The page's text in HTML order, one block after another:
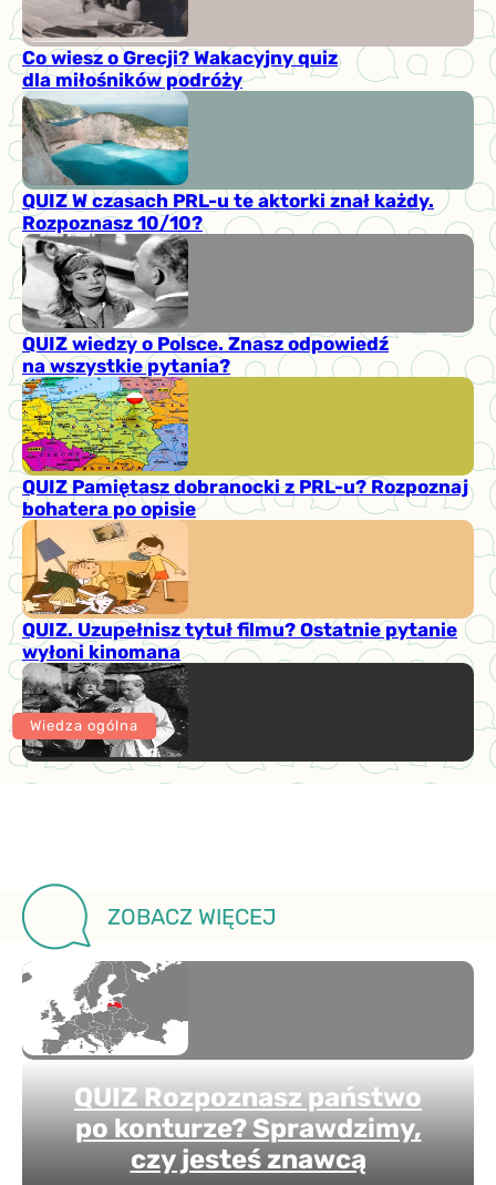
Wiedza ogólna
Co wiesz o Grecji? Wakacyjny quiz
dla miłośników podróży
QUIZ W czasach PRL-u te aktorki znał każdy.
Rozpoznasz 10/10?
QUIZ wiedzy o Polsce. Znasz odpowiedź
na wszystkie pytania?
QUIZ Pamiętasz dobranocki z PRL-u? Rozpoznaj
bohatera po opisie
QUIZ. Uzupełnisz tytuł filmu? Ostatnie pytanie
wyłoni kinomana
ZOBACZ WIĘCEJ
QUIZ Rozpoznasz państwo
po konturze? Sprawdzimy,
czy jesteś znawcą